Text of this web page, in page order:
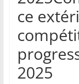
ce
2025